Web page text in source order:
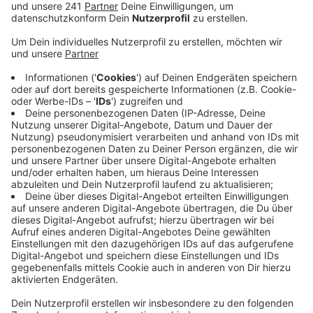
könne, heißt es von der Polizei.
Veröffentlicht:Freitag, 11.10.2019 15:17
Anzeige
Da der Mann aber die Polizei informierte, konnten die
Beamten den Boten fassen, als er zum vereinbarten
Zeitpunkt das Paket abholen wollte. Die Polizei nahm
den 34-Jährigen fest, musste ihn aber wieder frei
lassen, weil er bislang keine Vorstrafen hat und angab,
dass er nur zum Abholen beauftragt wurde, aber nichts
über den Inhalt des Pakets wisse. Die Ermittlungen
laufen an. Um vorzubeugen, dass noch mehr Menschen
auf die Masche reinfallen, hat die Polizei gestern in
Bonn-Bad Godesberg und Rheinbach präventiv Flyer
verteilt und die Menschen informiert.